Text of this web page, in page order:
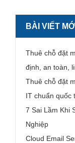
BÀI VIẾT MỚI
Thuê chỗ đặt
định, an toàn,
Thuê chỗ đặt
IT chuẩn quốc
7 Sai Lầm Khi
Nghiệp
Cloud Email